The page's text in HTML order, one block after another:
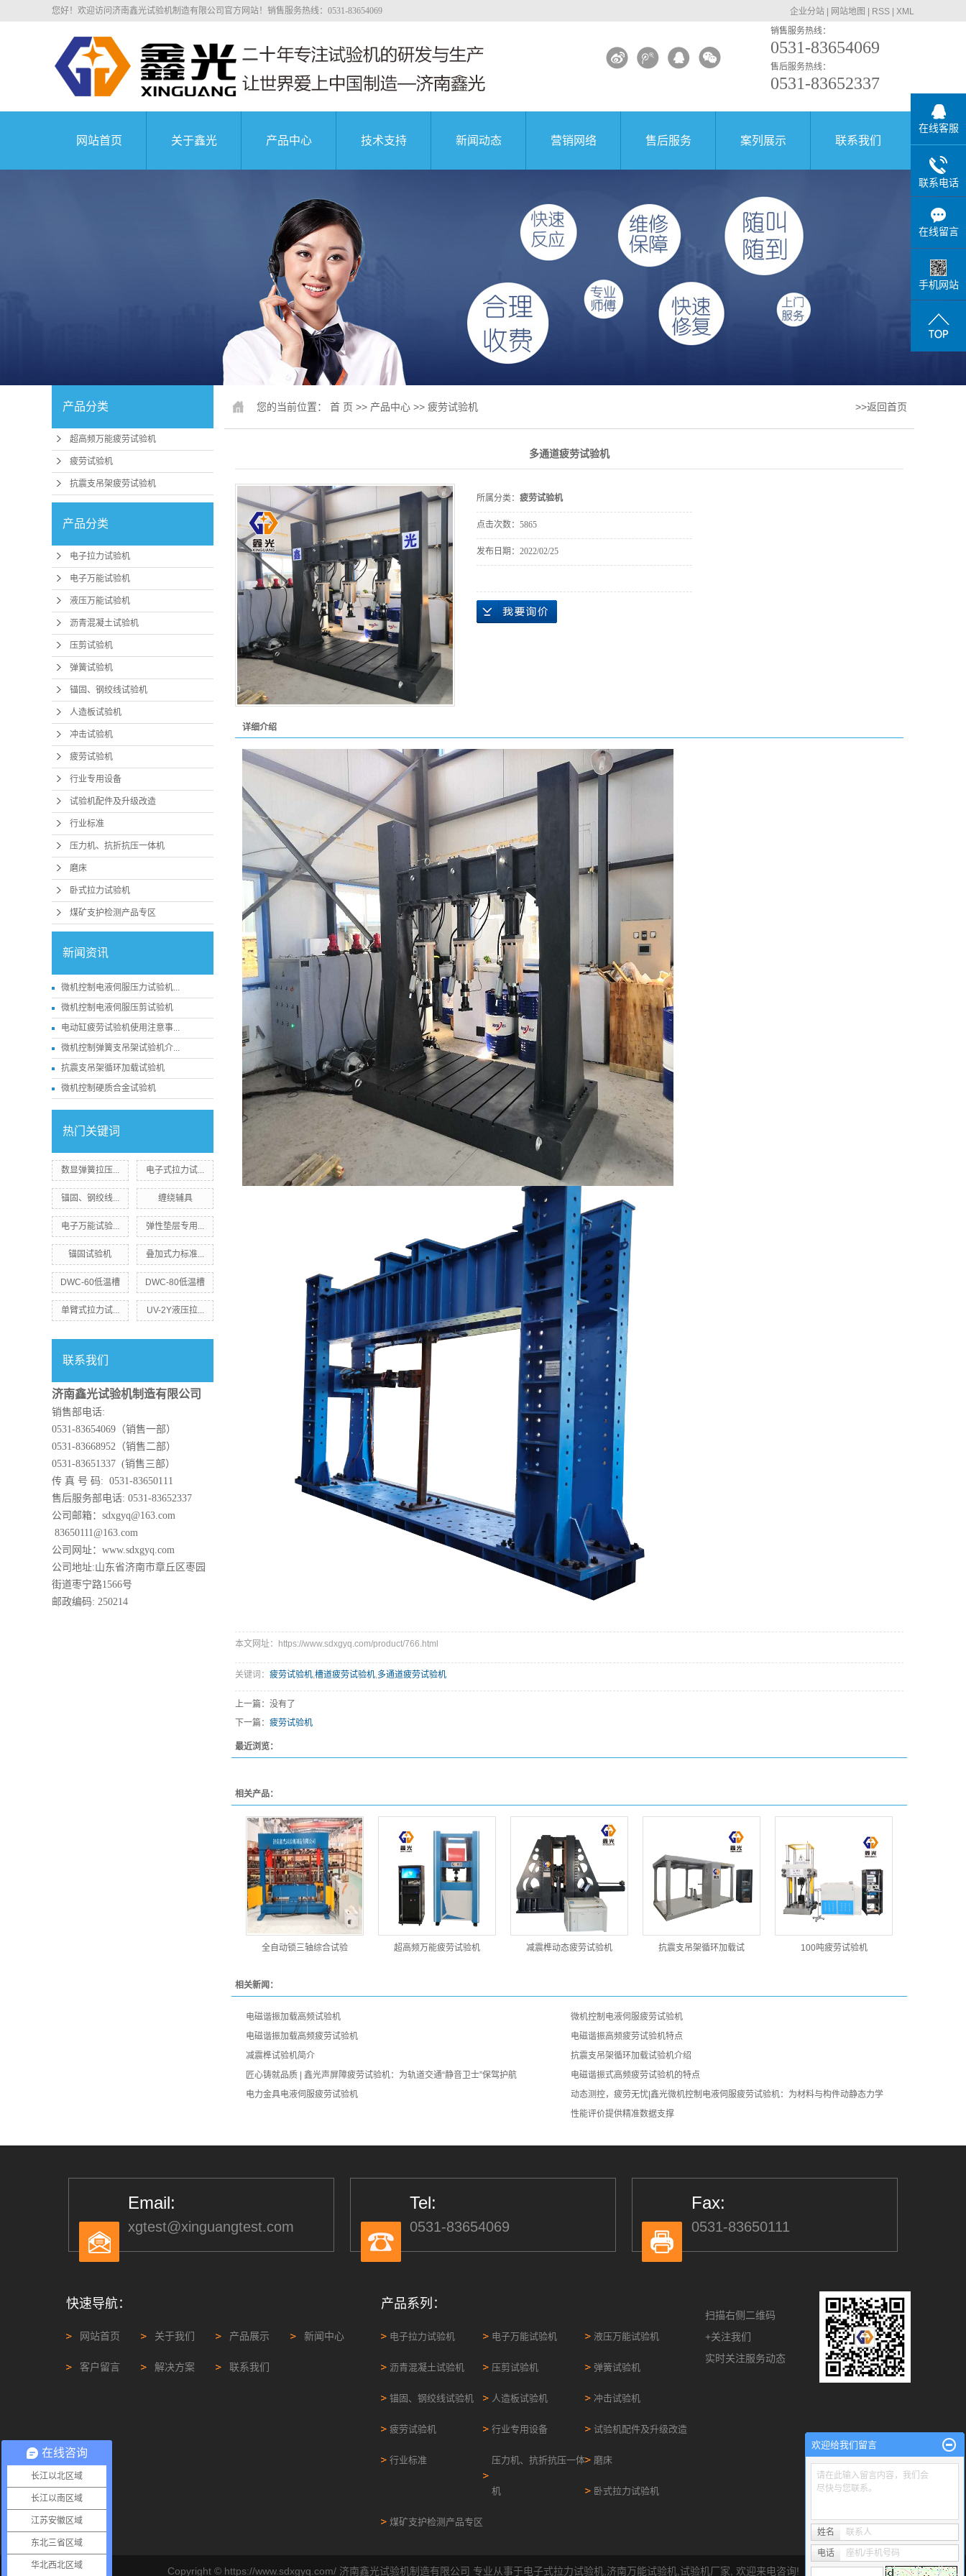
您好！欢迎访问济南鑫光试验机制造有限公司官方网站！销售服务热线：0531-83654069 企业分站 网站地图 RSS
XML
销售服务热线：
0531-83654069
售后服务热线：
0531-83652337
网站首页 关于鑫光 产品中心
电子万能试验机
液压万能试验机
沥青混凝土试验机
压剪试验机
弹簧试验机
锚固、钢绞线试验机
人造板试验机
冲击试验机
疲劳试验机
试验机配件及升级改造
行业标准
压力机、抗折抗压一体机
磨床
卧式拉力试验机
煤矿支护检测产品专区
技术支持 新闻动态
解决方案
营销网络 售后服务 案列展示
中国航天科技集团 中国航天科技集团 中国航天科技集团
联系我们
产品分类
超高频万能疲劳试验机
疲劳试验机
抗震支吊架疲劳试验机
产品分类
电子拉力试验机
电子万能试验机
液压万能试验机
沥青混凝土试验机
压剪试验机
弹簧试验机
锚固、钢绞线试验机
人造板试验机
冲击试验机
疲劳试验机
行业专用设备
试验机配件及升级改造
行业标准
压力机、抗折抗压一体机
磨床
卧式拉力试验机
煤矿支护检测产品专区
新闻资讯
微机控制电液伺服压力试验机...
微机控制电液伺服压剪试验机
电动缸疲劳试验机使用注意事...
微机控制弹簧支吊架试验机介...
抗震支吊架循环加载试验机
微机控制硬质合金试验机
热门关键词
数显弹簧拉压... 电子式拉力试...
锚固、钢绞线... 缠绕辅具
电子万能试验... 弹性垫层专用...
锚固试验机 叠加式力标准...
DWC-60低温槽 DWC-80低温槽
单臂式拉力试... UV-2Y液压拉...
联系我们
济南鑫光试验机制造有限公司
销售部电话:
0531-83654069（销售一部）
0531-83668952（销售二部）
0531-83651337 (销售三部）
传 真 号 码: 0531-83650111
售后服务部电话: 0531-83652337
公司邮箱：sdxgyq@163.com
83650111@163.com
公司网址：www.sdxgyq.com
公司地址:山东省济南市章丘区枣园
街道枣宁路1566号
邮政编码: 250214
>>返回首页
您的当前位置： 首 页 >> 产品中心 >> 疲劳试验机
多通道疲劳试验机
所属分类： 疲劳试验机
点击次数： 5865
发布日期： 2022/02/25
详细介绍
本文网址：https://www.sdxgyq.com/product/766.html
关键词： 疲劳试验机,槽道疲劳试验机,多通道疲劳试验机
上一篇：没有了
下一篇： 疲劳试验机
最近浏览：
相关产品：
全自动锁三轴综合试验 超高频万能疲劳试验机 减震榫动态疲劳试验机 抗震支吊架循环加载试 100吨疲劳试验机
相关新闻：
电磁谐振加载高频试验机
微机控制电液伺服疲劳试验机
电磁谐振加载高频疲劳试验机
电磁谐振高频疲劳试验机特点
减震榫试验机简介
抗震支吊架循环加载试验机介绍
匠心铸就品质 | 鑫光声屏障疲劳试验机：为轨道交通“静音卫士”保驾护航
电磁谐振式高频疲劳试验机的特点
电力金具电液伺服疲劳试验机
动态测控，疲劳无忧|鑫光微机控制电液伺服疲劳试验机：为材料与构件动静态力学
性能评价提供精准数据支撑
Email:
xgtest@xinguangtest.com
Tel:
0531-83654069
Fax:
0531-83650111
快速导航：
网站首页 关于我们 产品展示 新闻中心
客户留言 解决方案 联系我们
产品系列：
电子拉力试验机 电子万能试验机 液压万能试验机
沥青混凝土试验机 压剪试验机 弹簧试验机
锚固、钢绞线试验机 人造板试验机 冲击试验机
疲劳试验机 行业专用设备 试验机配件及升级改造
行业标准 压力机、抗折抗压一体
机
磨床
卧式拉力试验机
煤矿支护检测产品专区
扫描右侧二维码
+关注我们
实时关注服务动态
Copyright © https://www.sdxgyq.com/ 济南鑫光试验机制造有限公司 专业从事于电子式拉力试验机, 济南万能试验机, 试验机厂家 , 欢迎来电咨询!
在线客服
联系电话
在线留言
手机网站
欢迎给我们留言
请在此输入留言内容，我们会
尽快与您联系。
姓名 联系人
电话 座机/手机号码
在线咨询
长江以北区域
长江以南区域
江苏安徽区域
东北三省区域
华北西北区域